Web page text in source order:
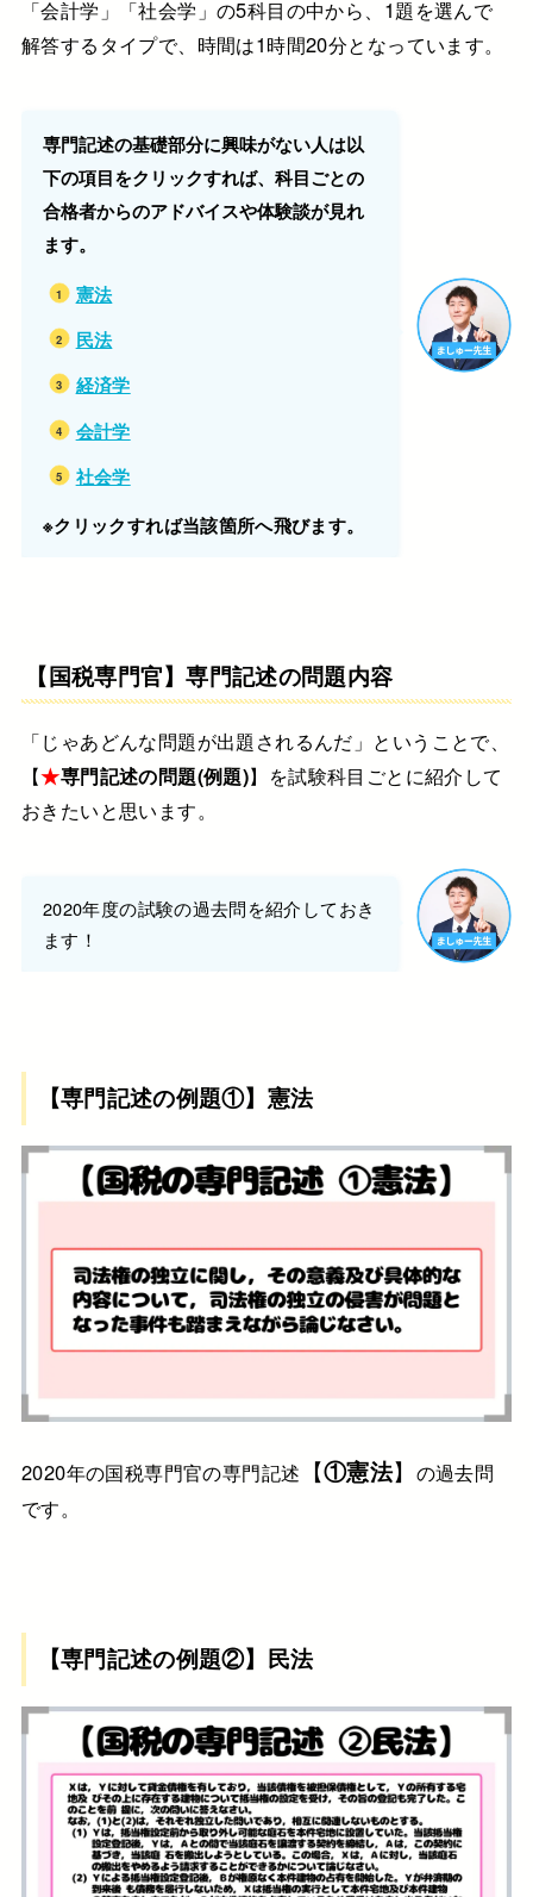
「会計学」「社会学」の5科目の中から、1題を選んで
解答するタイプで、時間は1時間20分となっています。
専門記述の基礎部分に興味がない人は以
下の項目をクリックすれば、科目ごとの
合格者からのアドバイスや体験談が見れ
ます。
憲法
民法
経済学
会計学
社会学
※クリックすれば当該箇所へ飛びます。
【国税専門官】専門記述の問題内容
「じゃあどんな問題が出題されるんだ」ということで、
【★専門記述の問題(例題)】を試験科目ごとに紹介して
おきたいと思います。
2020年度の試験の過去問を紹介しておき
ます！
【専門記述の例題①】憲法
2020年の国税専門官の専門記述 【①憲法】 の過去問
です。
【専門記述の例題②】民法